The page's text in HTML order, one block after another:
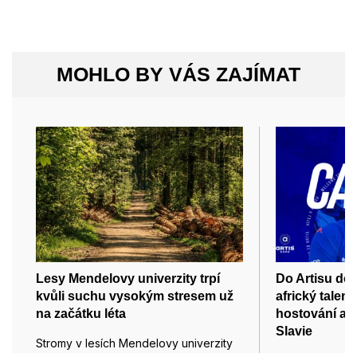
MOHLO BY VÁS ZAJÍMAT
Lesy Mendelovy univerzity trpí
kvůli suchu vysokým stresem už
na začátku léta
Stromy v lesích Mendelovy univerzity
Do Artisu
africký talent
hostování a
Slavie